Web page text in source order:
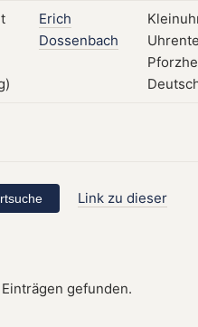
Erich
Dossenbach
Link zu dieser
gefunden.